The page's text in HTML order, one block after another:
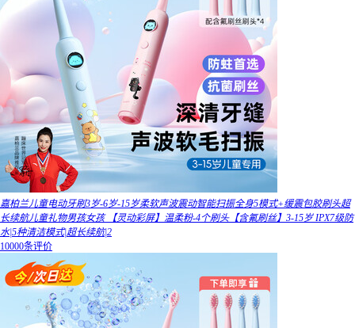
嘉柏兰儿童电动牙刷3岁-6岁-15岁柔软声波震动智能扫振全身5模式+缓震包胶刷头超
长续航儿童礼物男孩女孩 【灵动彩屏】温柔粉-4个刷头【含氟刷丝】3-15岁 IPX7级防
水|5种清洁模式|超长续航|2
10000条评价